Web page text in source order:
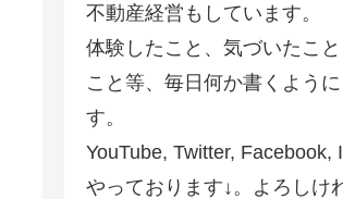
不動産経営もしています。
体験したこと、気づいたこ
こと等、毎日何か書くよう
す。
YouTube, Twitter, Facebook,
やっております↓。よろしけ